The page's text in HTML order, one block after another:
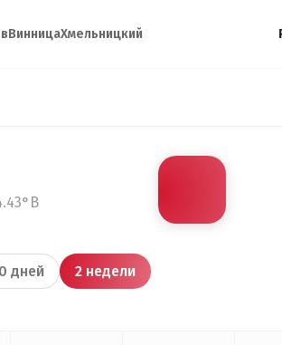
ВинницаХмельницкий
дней 2 недели